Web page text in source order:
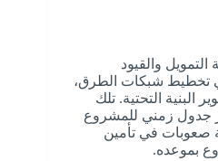
التمويل والقيود
في تخطيط شبكات الطرق،
البنية التحتية. تلك
جدول زمني للمشروع
صعوبات في تأمين
بموعده.